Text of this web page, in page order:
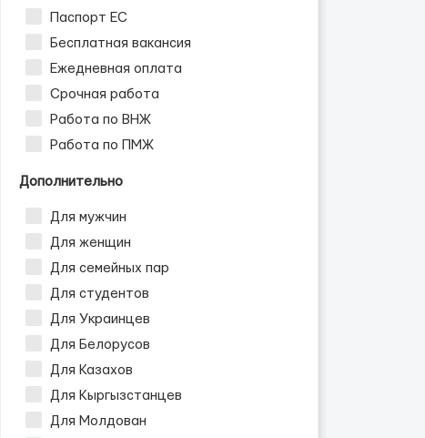
Паспорт ЕС
Бесплатная вакансия
Ежедневная оплата
Срочная работа
Работа по ВНЖ
Работа по ПМЖ
Дополнительно
Для мужчин
Для женщин
Для семейных пар
Для студентов
Для Украинцев
Для Белорусов
Для Казахов
Для Кыргызстанцев
Для Молдован